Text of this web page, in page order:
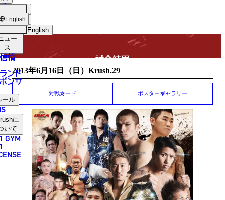
English
한국어
中文（繁體）
ไทย
العربية
ョッ
プ
ュー
ス
情
ンド
ンサ
ール
に
いて
GYM
English MATCH RESULT
試合結果
2013年6月16日（日）Krush.29
対戦カード ポスターギャラリー